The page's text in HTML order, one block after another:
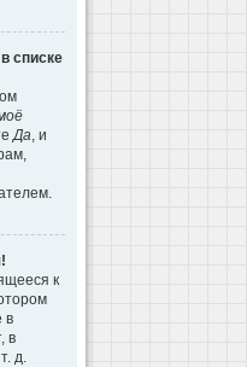
списке
Да, и
к
в
в
д.